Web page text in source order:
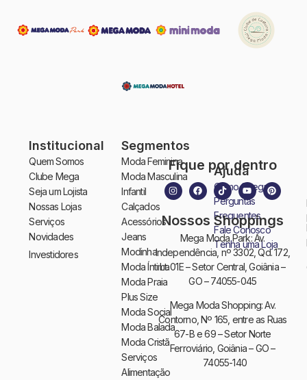
Institucional
Quem Somos
Clube Mega
Seja um Lojista
Nossas Lojas
Serviços
Novidades
Investidores
Segmentos
Moda Feminina
Moda Masculina
Infantil
Calçados
Acessórios
Jeans
Modinha
Moda Íntima
Moda Praia
Plus Size
Moda Social
Moda Balada
Moda Cristã
Serviços
Alimentação
Ajuda
Como Chegar
Perguntas
Frequentes
Fale Conosco
Tenha uma Loja
Fique por dentro
Nossos Shoppings
Mega Moda Park: Av.
Independência, nº 3302, Qd. 172,
Lt. 01E – Setor Central, Goiânia –
GO – 74055-045
Mega Moda Shopping: Av.
Contorno, Nº 165, entre as Ruas
67-B e 69 – Setor Norte
Ferroviário, Goiânia – GO –
74055-140